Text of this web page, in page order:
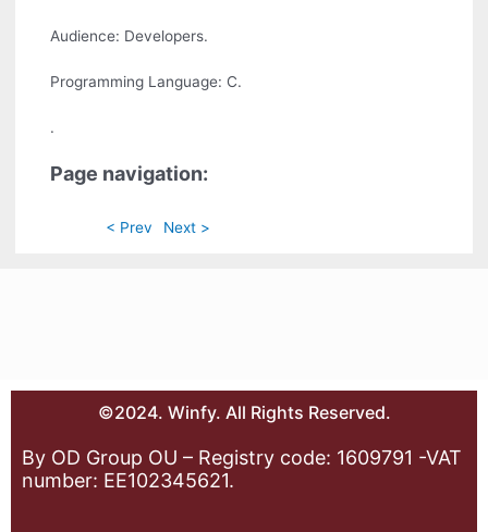
Audience: Developers.
Programming Language: C.
.
Page navigation:
< Prev Next >
©2024. Winfy. All Rights Reserved.
By OD Group OU – Registry code: 1609791 -VAT
number: EE102345621.